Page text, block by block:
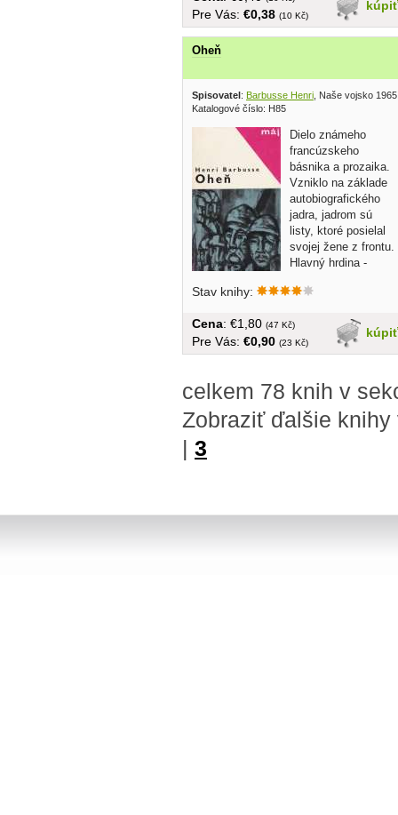
kúpiť
Pre Vás: €0,38 (10 Kč)
Oheň
Spisovatel : Barbusse Henri , Naše vojsko 1965
Katalogové číslo: H85
Dielo známeho
francúzskeho
básnika a prozaika.
Vzniklo na základe
autobiografického
jadra, jadrom sú
listy, ktoré posielal
svojej žene z frontu.
Hlavný hrdina -
Stav knihy:
kúpiť
Cena: €1,80 (47 Kč)
Pre Vás: €0,90 (23 Kč)
celkem 78 knih v
Zobraziť ďalšie
| 3